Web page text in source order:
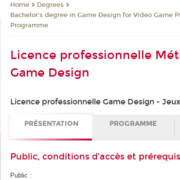
Home
Degrees
Bachelor's degree in Game Design for Video Game
Programme
Licence professionnelle
Game Design
Licence professionnelle Game Design -
PRÉSENTATION PROGRAMME
Public, conditions d’accès et prérequis
Public :